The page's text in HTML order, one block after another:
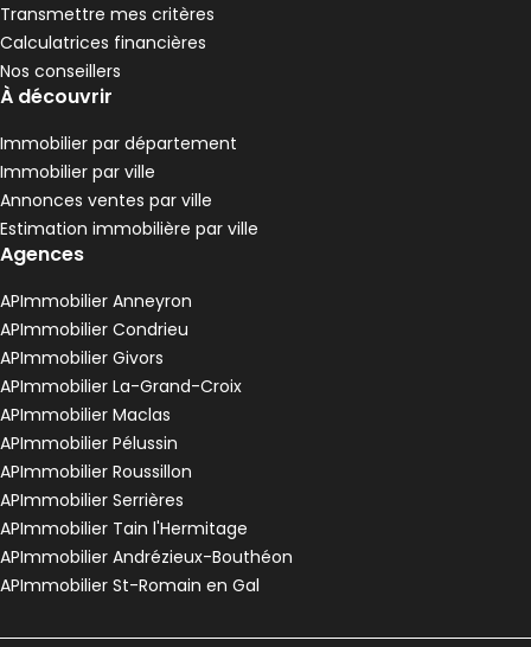
Transmettre mes critères
Calculatrices financières
Nos conseillers
À découvrir
Immobilier par département
Immobilier par ville
Annonces ventes par ville
Estimation immobilière par ville
Agences
APImmobilier Anneyron
APImmobilier Condrieu
APImmobilier Givors
APImmobilier La-Grand-Croix
APImmobilier Maclas
APImmobilier Pélussin
APImmobilier Roussillon
APImmobilier Serrières
APImmobilier Tain l'Hermitage
APImmobilier Andrézieux-Bouthéon
APImmobilier St-Romain en Gal